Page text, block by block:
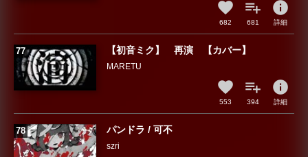
682 681
info
詳細
【初音ミク】 再演 【カバー】
MARETU
553 394
info
詳細
パンドラ / 可不
szri